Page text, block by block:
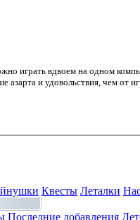
играть вдвоем на одном
азарта и удовольствия, чем от
Квесты Леталки
Последние добавления